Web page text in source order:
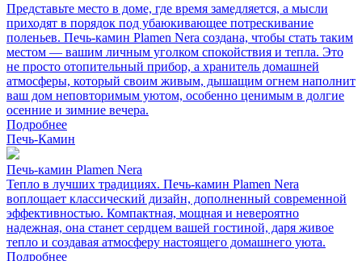
Представьте место в доме, где время замедляется, а мысли
приходят в порядок под убаюкивающее потрескивание
поленьев. Печь-камин Plamen Nera создана, чтобы стать таким
местом — вашим личным уголком спокойствия и тепла. Это
не просто отопительный прибор, а хранитель домашней
атмосферы, который своим живым, дышащим огнем наполнит
ваш дом неповторимым уютом, особенно ценимым в долгие
осенние и зимние вечера.
Подробнее
Печь-Камин
Печь-камин Plamen Nera
Тепло в лучших традициях. Печь-камин Plamen Nera
воплощает классический дизайн, дополненный современной
эффективностью. Компактная, мощная и невероятно
надежная, она станет сердцем вашей гостиной, даря живое
тепло и создавая атмосферу настоящего домашнего уюта.
Подробнее